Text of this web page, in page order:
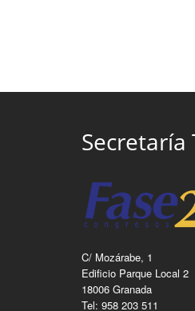
Secretaría
C/ Mozárabe, 1
Edificio Parque Local 2
18006 Granada
Tel: 958 203 511